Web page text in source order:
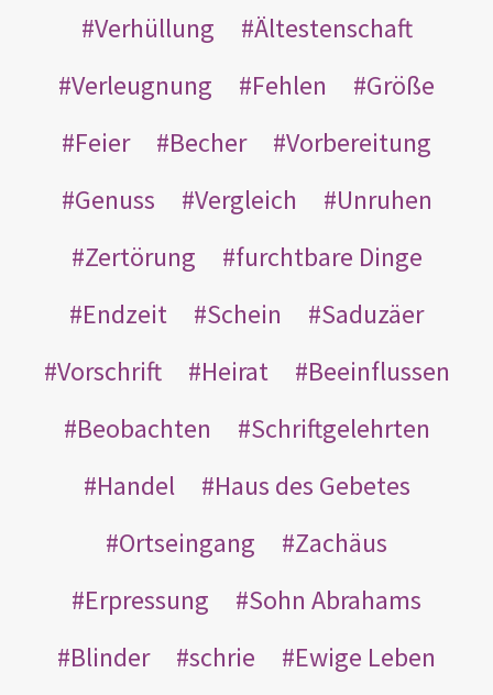
Verhüllung
Ältestenschaft
Verleugnung
Fehlen
Größe
Feier
Becher
Vorbereitung
Genuss
Vergleich
Unruhen
Zertörung
furchtbare Dinge
Endzeit
Schein
Saduzäer
Vorschrift
Heirat
Beeinflussen
Beobachten
Schriftgelehrten
Handel
Haus des Gebetes
Ortseingang
Zachäus
Erpressung
Sohn Abrahams
Blinder
schrie
Ewige Leben